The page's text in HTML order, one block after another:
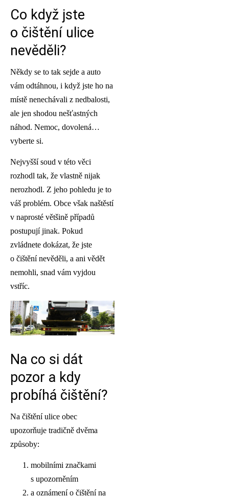
Co když jste
o čištění ulice
nevěděli?
Někdy se to tak sejde a auto
vám odtáhnou, i když jste ho na
místě nenechávali z nedbalosti,
ale jen shodou nešťastných
náhod. Nemoc, dovolená…
vyberte si.
Nejvyšší soud v této věci
rozhodl tak, že vlastně nijak
nerozhodl. Z jeho pohledu je to
váš problém. Obce však naštěstí
v naprosté většině případů
postupují jinak. Pokud
zvládnete dokázat, že jste
o čištění nevěděli, a ani vědět
nemohli, snad vám vyjdou
vstříc.
Na co si dát
pozor a kdy
probíhá čištění?
Na čištění ulice obec
upozorňuje tradičně dvěma
způsoby:
mobilními značkami
s upozorněním
a oznámení o čištění na